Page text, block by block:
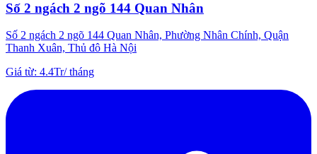
Số 2 ngách 2 ngõ 144 Quan Nhân
Số 2 ngách 2 ngõ 144 Quan Nhân, Phường Nhân Chính, Quận
Thanh Xuân, Thủ đô Hà Nội
Giá từ: 4.4Tr/tháng